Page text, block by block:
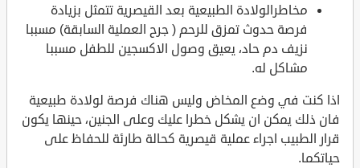
مخاطرالولادة الطبيعية بعد القيصرية تتمثل بزيادة
فرصة حدوث تمزق للرحم ( جرح العملية السابقة) مسببا
نزيف دم حاد، يعيق وصول الاكسجين للطفل مسببا
مشاكل له.
اذا كنت في وضع المخاض وليس هناك فرصة لولادة طبيعية
فان ذلك يمكن ان يشكل خطرا عليك وعلى الجنين، حينها يكون
قرار الطبيب اجراء عملية قيصرية كحالة طارئة للحفاظ على
حياتكما.